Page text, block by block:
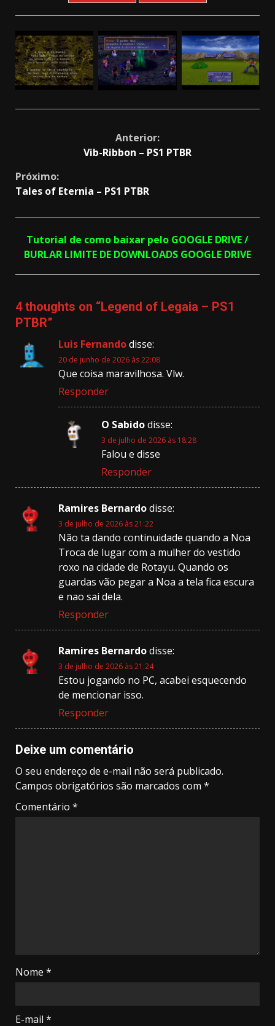
Anterior:
Vib-Ribbon – PS1 PTBR
Próximo:
Tales of Eternia – PS1 PTBR
Tutorial de como baixar pelo GOOGLE DRIVE /
BURLAR LIMITE DE DOWNLOADS GOOGLE DRIVE
4 thoughts on “Legend of Legaia – PS1
PTBR”
Luis Fernandodisse:
20 de junho de 2026 às 22:08
Que coisa maravilhosa. Vlw.
Responder
O Sabidodisse:
3 de julho de 2026 às 18:28
Falou e disse
Responder
Ramires Bernardodisse:
3 de julho de 2026 às 21:22
Não ta dando continuidade quando a Noa
Troca de lugar com a mulher do vestido
roxo na cidade de Rotayu. Quando os
guardas vão pegar a Noa a tela fica escura
e nao sai dela.
Responder
Ramires Bernardodisse:
3 de julho de 2026 às 21:24
Estou jogando no PC, acabei esquecendo
de mencionar isso.
Responder
Deixe um comentário
O seu endereço de e-mail não será publicado.
Campos obrigatórios são marcados com *
Comentário *
Nome *
E-mail *